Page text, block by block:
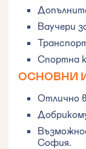
Ваучери
Спортна
ОСНОВНИ
Отлично
София.